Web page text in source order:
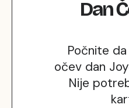
Dan
Počnite
očev dan
Nije